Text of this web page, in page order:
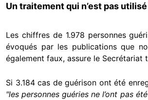
Un traitement qui n’est pas utilisé
Les chiffres de 1.978 personnes
évoqués par les publications que
également faux, assure le Secrétariat
Si 3.184 cas de guérison ont été
"les personnes guéries ne l’ont pas